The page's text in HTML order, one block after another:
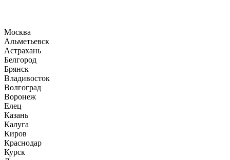
Москва
Альметьевск
Астрахань
Белгород
Брянск
Владивосток
Волгоград
Воронеж
Елец
Казань
Калуга
Киров
Краснодар
Курск